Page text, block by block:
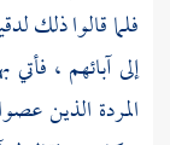
فلما قالوا ذلك
إلى آبائهم ،
المردة الذين